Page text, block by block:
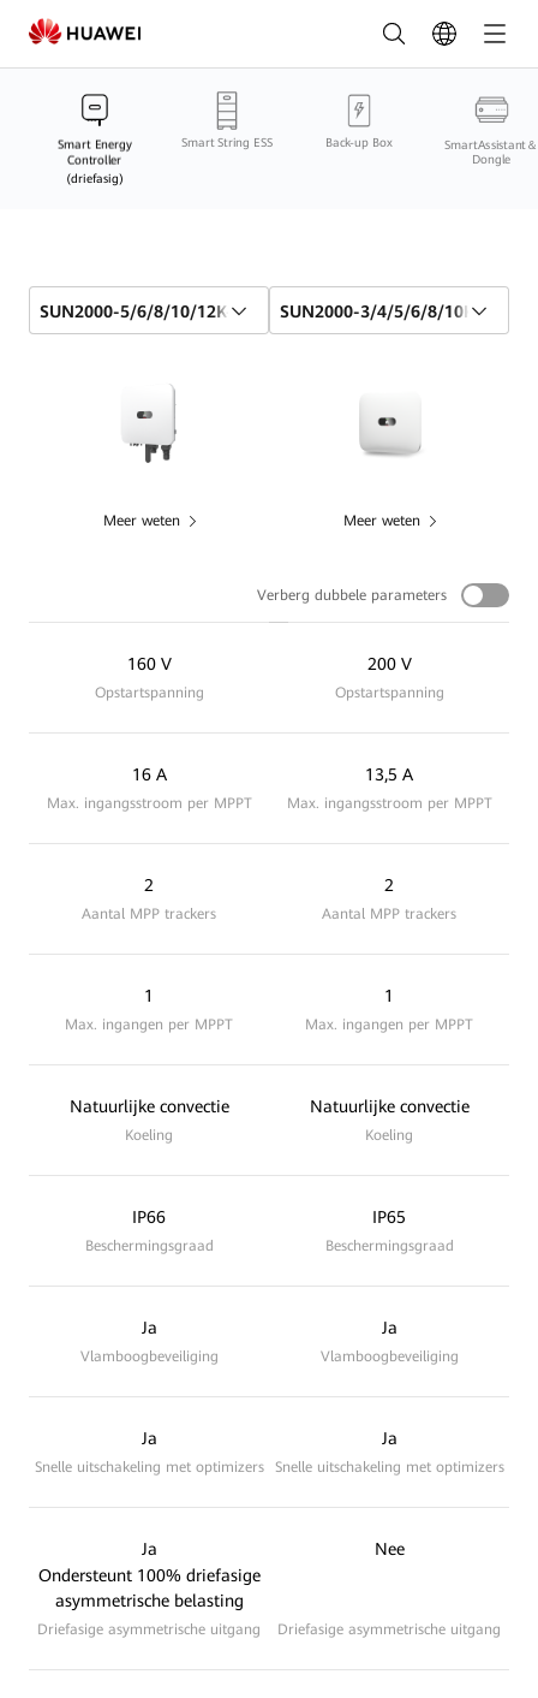
Slimme
Energiecontroller
(driefasig)
Vergelijking
HUAWEI
Smart
Smart Energy
Controller
(driefasig)
Smart String ESS Back-up Box SmartAssistant＆
Dongle
SUN2000-5/6/8/10/12K-MAP0 SUN2000-3/4/5/6/8/10KTL-
Meer weten
160 V
Opstartspanning
16 A
Max. ingangsstroom per MPPT
2
Aantal MPP trackers
1
Max. ingangen per MPPT
Natuurlijke convectie
Koeling
IP66
Beschermingsgraad
Ja
Vlamboogbeveiliging
Ja
Snelle uitschakeling met optimizers
Ja
Ondersteunt 100% driefasige
asymmetrische belasting
Driefasige asymmetrische uitgang
Meer weten
Verberg dubbele parameters
200 V
Opstartspanning
13,5 A
Max. ingangsstroom per MPPT
2
Aantal MPP trackers
1
Max. ingangen per MPPT
Natuurlijke convectie
Koeling
IP65
Beschermingsgraad
Ja
Vlamboogbeveiliging
Ja
Snelle uitschakeling met optimizers
Nee
Driefasige asymmetrische uitgang